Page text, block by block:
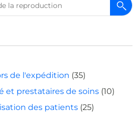
de l'expédition (35)
et prestataires de soins (10)
des patients (25)